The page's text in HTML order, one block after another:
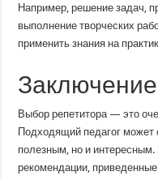
Например, решение задач,
выполнение творческих
применить знания на
Заключение
Выбор репетитора — это
Подходящий педагог может
полезным, но и
рекомендации,